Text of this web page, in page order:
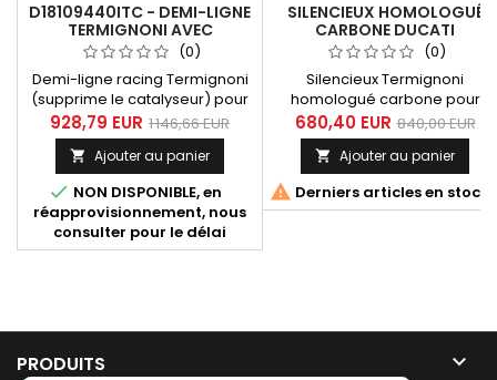
D18109440ITC - DEMI-LIGNE
TERMIGNONI AVEC
SILENCIEUX TITANE /
CARBONE DUCATI
SUPERSPORT 2017-2020
(0)
Demi-ligne racing Termignoni
(supprime le catalyseur) pour
Ducati Supersport 2016-2020
avec collecteur inox 2 en 1 et
silencieux titane-carbone
équipé d'un db-killer.
928,79 EUR 1 146,66 EUR
 Ajouter au panier
 NON DISPONIBLE, en
réapprovisionnement, nous
consulter pour le délai
SILENCIEUX HOMOLOGUÉ
CARBONE DUCATI
MULTISTRADA 1200 2010 -
2014
(0)
Silencieux Termignoni
homologué carbone pour
Ducati Multistrada 1200 tous
modèles de 2010 à 2014.
Référence Ducati 96480331A;
Référence Termignoni D111;
Autre référence MR014COC.
680,40 EUR 840,00 EUR
 Ajouter au panier
 Derniers articles en stock
PRODUITS 